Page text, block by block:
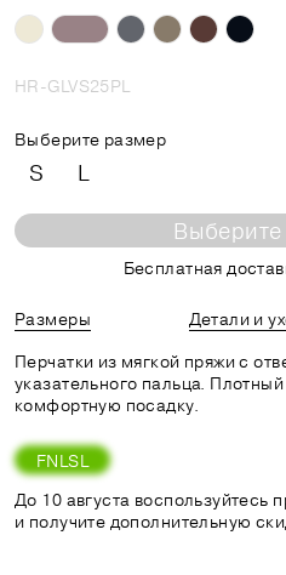
HR-GLVS25PL
Выберите размер
S L
Бесплатная
Размеры Детали и
Перчатки из мягкой пряжи с
указательного пальца.
комфортную посадку.
FNLSL
До 10 августа воспользуйтесь
и получите дополнительную